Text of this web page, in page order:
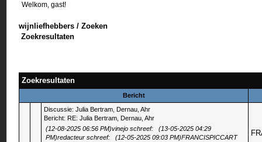
Welkom, gast!
wijnliefhebbers /Zoeken
Zoekresultaten
Zoekresultaten
Bericht
Discussie:Julia Bertram, Dernau, Ahr
Bericht: RE: Julia Bertram, Dernau, Ahr
(12-08-2025 06:56 PM)vinejo schreef: (13-05-2025 04:29
PM)redacteur schreef: (12-05-2025 09:03 PM)FRANCISPICCART